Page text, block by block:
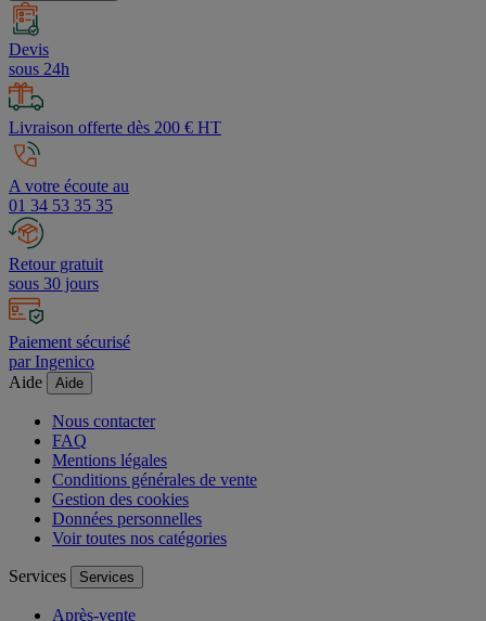
Retour en haut
Devis
sous 24h
Livraison offerte dès 200 € HT
A votre écoute au
01 34 53 35 35
Retour gratuit
sous 30 jours
Paiement sécurisé
par Ingenico
Nous contacter
FAQ
Mentions légales
Conditions générales de vente
Gestion des cookies
Données personnelles